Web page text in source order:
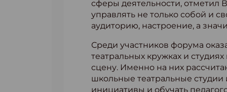
сферы деятельности, отметил
управлять не только собой и
аудиторию, настроение, а
Среди участников форума
театральных кружках и
сцену. Именно на них
школьные театральные студии
инициативы и обучать